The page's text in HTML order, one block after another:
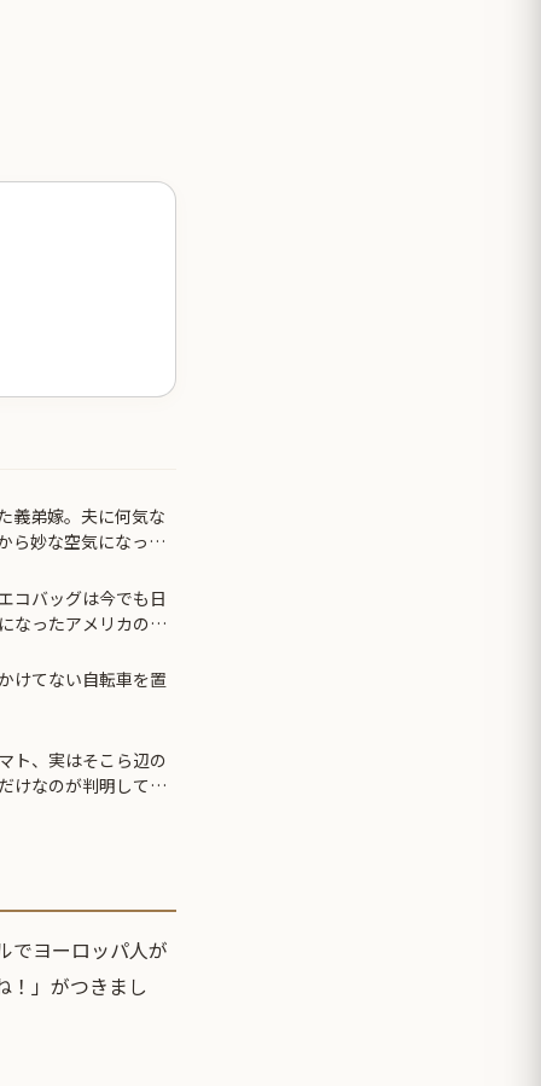
義弟嫁。夫に何気な
ら妙な空気になって
コバッグは今でも日
なったアメリカのエ
けてない自転車を置
ト、実はそこら辺の
けなのが判明して大
でヨーロッパ人が
！」がつきまし